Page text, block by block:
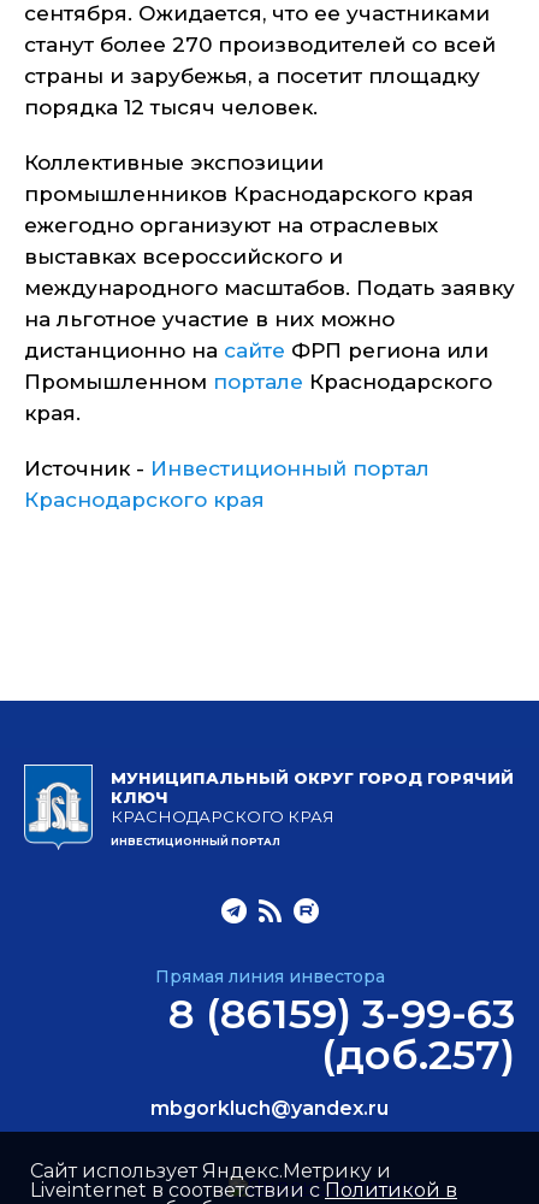
сентября. Ожидается, что ее участниками
станут более 270 производителей со всей
страны и зарубежья, а посетит площадку
порядка 12 тысяч человек.
Коллективные экспозиции
промышленников Краснодарского края
ежегодно организуют на отраслевых
выставках всероссийского и
международного масштабов. Подать заявку
на льготное участие в них можно
дистанционно на сайте ФРП региона или
Промышленном портале Краснодарского
края.
Источник - Инвестиционный портал
Краснодарского края
МУНИЦИПАЛЬНЫЙ ОКРУГ ГОРОД ГОРЯЧИЙ
КЛЮЧ
КРАСНОДАРСКОГО КРАЯ
ИНВЕСТИЦИОННЫЙ ПОРТАЛ
Прямая линия инвестора
8 (86159) 3-99-63
(доб.257)
mbgorkluch@yandex.ru
Сайт использует Яндекс.Метрику и
Liveinternet в соответствии с Политикой в